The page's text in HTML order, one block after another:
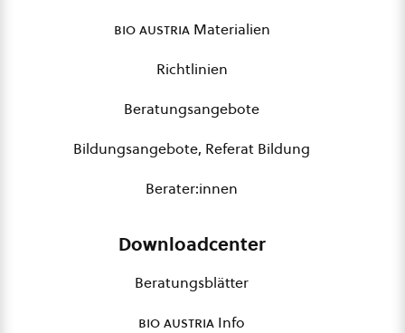
bio austriaMaterialien
Richtlinien
Beratungsangebote
Bildungsangebote, Referat Bildung
Berater:innen
Downloadcenter
Beratungsblätter
bio austria Info